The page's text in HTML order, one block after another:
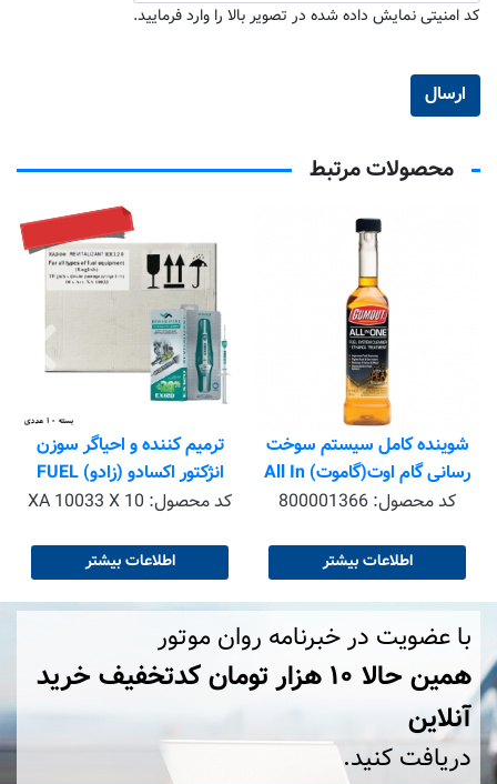
کد امنیتی نمایش داده شده در تصویر بالا را وارد فرمایید.
محصولات مرتبط
شوینده کامل سیستم سوخت
رسانی گام اوت(گاموت) All In
One GUMOUT
کد محصول: 800001366
اطلاعات بیشتر
ترمیم کننده و احیاگر سوزن
انژکتور اکسادو (زادو) FUEL
INJECTION SYSTEM EX120
کد محصول: XA 10033 X 10
اطلاعات بیشتر
با عضویت در خبرنامه روان موتور
همین حالا ۱۰ هزار تومان کد‌تخفیف خرید
آنلاین
دریافت کنید.